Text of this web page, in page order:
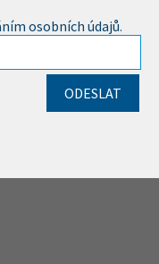
osobních údajů.